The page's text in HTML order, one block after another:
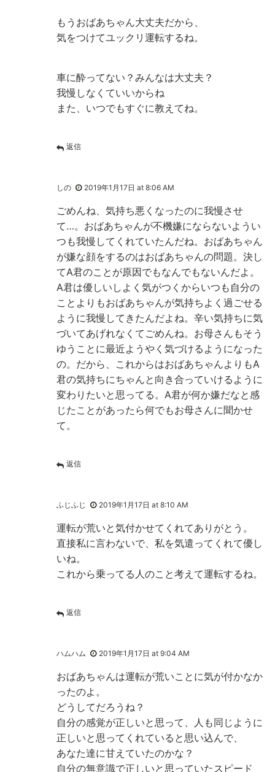
もうおばあちゃん大丈夫だから、
気をつけてユックリ運転するね。
車に酔ってない？みんなは大丈夫？
我慢しなくていいからね
また、いつでもすぐに教えてね。
返信
しの 2019年1月17日 at 8:06 AM
ごめんね、気持ち悪くなったのに我慢させ
て…。おばあちゃんが不機嫌にならないようい
つも我慢してくれていたんだね。おばあちゃん
が嫌な顔をするのはおばあちゃんの問題。決し
てA君のことが原因でもなんでもないんだよ。
A君は優しいしよく気がつくからいつも自分の
ことよりもおばあちゃんが気持ちよく過ごせる
ように我慢してきたんだよね。辛い気持ちに気
づいてあげれなくてごめんね。お母さんもそう
ゆうことに最近ようやく気づけるようになった
の。だから、これからはおばあちゃんよりもA
君の気持ちにちゃんと向き合っていけるように
変わりたいと思ってる。A君が何か嫌だなと感
じたことがあったら何でもお母さんに聞かせ
て。
返信
ふじふじ 2019年1月17日 at 8:10 AM
運転が荒いと気付かせてくれてありがとう。
直接私に言わないで、私を気遣ってくれて優し
いね。
これから乗ってる人のこと考えて運転するね。
返信
ハムハム 2019年1月17日 at 9:04 AM
おばあちゃんは運転が荒いことに気が付かなか
ったのよ。
どうしてだろうね？
自分の感覚が正しいと思って、人も同じように
正しいと思ってくれていると思い込んで、
あなた達に甘えていたのかな？
自分の無意識で正しいと思っていたスピード